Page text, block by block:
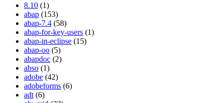
8.10 (1)
abap (153)
abap-7.4 (58)
abap-for-key-users (1)
abap-in-eclipse (15)
abap-oo (5)
abapdoc (2)
abso (1)
adobe (42)
adobeforms (6)
adt (6)